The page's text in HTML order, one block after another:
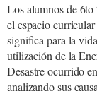
Los alumnos de 6to
el espacio
significa para la
utilización de la
Desastre ocurrido
analizando sus